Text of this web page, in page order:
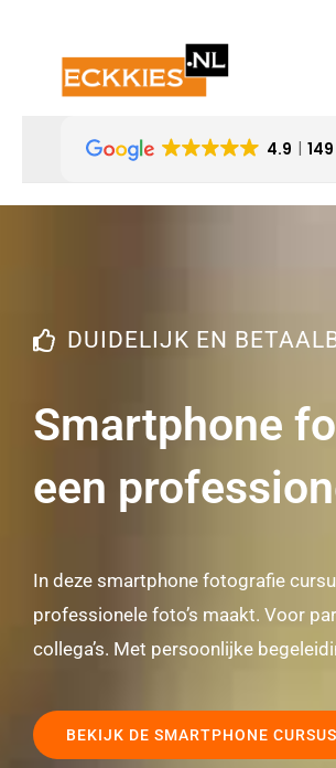
4.9
DUIDELIJK EN
Smartphone
een
In deze smartphone fotografie
professionele foto’s maakt. Voor
collega’s. Met persoonlijke
BEKIJK DE SMARTPHONE